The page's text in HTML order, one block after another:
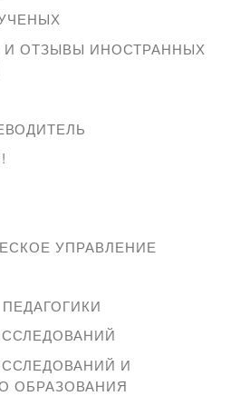
И ОТЗЫВЫ ИНОСТРАННЫХ
УПРАВЛЕНИЕ
И
ОБРАЗОВАНИЯ